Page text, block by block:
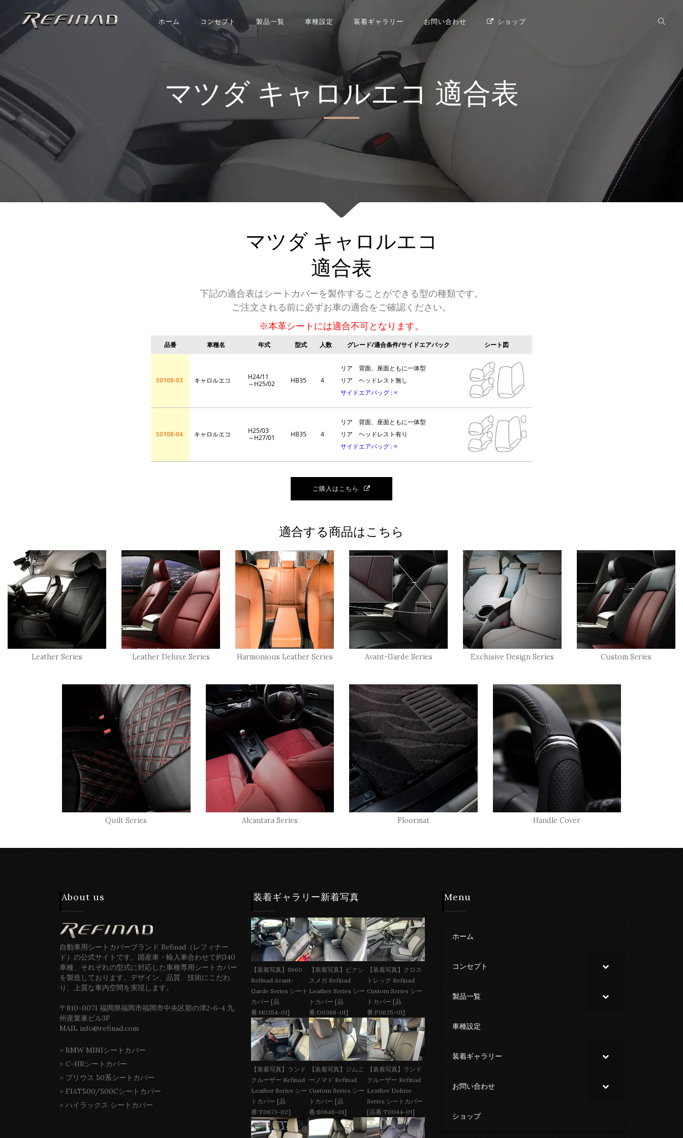
ホーム コンセプト 製品一覧 車種設定 装着ギャラリー お問い合わせ ショップ
マツダ キャロルエコ 適合表
マツダ キャロルエコ
適合表
下記の適合表はシートカバーを製作することができる型の種類です。
ご注文される前に必ずお車の適合をご確認ください。
※本革シートには適合不可となります。
品番 車種名 年式 型式 人数 グレード/適合条件/サイドエアバック シート図
S0108-03 キャロルエコ
H24/11
～H25/02
HB35 4
リア 背面、座面ともに一体型
リア ヘッドレスト無し
サイドエアバッグ : ×
S0108-04 キャロルエコ
H25/03
～H27/01
HB35 4
リア 背面、座面ともに一体型
リア ヘッドレスト有り
サイドエアバッグ : ×
ご購入はこちら
適合する商品はこちら
Leather Series Leather Deluxe Series Harmonious Leather Series Avant-Garde Series Exclusive Design Series Custom Series
Quilt Series Alcantara Series Floormat Handle Cover
About us
自動車用シートカバーブランド Refinad（レフィナー
ド）の公式サイトです。国産車・輸入車合わせて約340
車種、それぞれの型式に対応した車種専用シートカバー
を製造しております。デザイン、品質、技術にこだわ
り、上質な車内空間を実現します。
〒810-0071 福岡県福岡市福岡市中央区那の津2-6-4 九
州産業東ビル3F
MAIL info@refinad.com
> BMW MINIシートカバー
> C-HRシートカバー
> プリウス 50系シートカバー
> FIAT500/500Cシートカバー
> ハイラックス シートカバー
装着ギャラリー新着写真
【装着写真】S660
Refinad Avant-
Garde Series シート
カバー [品
番:H0354-01]
【装着写真】ピクシ
スメガ Refinad
Leather Series シー
トカバー [品
番:D0368-01]
【装着写真】クロス
トレック Refinad
Custom Series シー
トカバー [品
番:F0625-01]
【装着写真】ランド
クルーザー Refinad
Leather Series シー
トカバー [品
番:T0673-02]
【装着写真】ジムニ
ーノマド Refinad
Custom Series シー
トカバー [品
番:S0646-01]
【装着写真】ランド
クルーザー Refinad
Leather Deluxe
Series シートカバー
[品番:T0044-01]
Menu
ホーム
コンセプト
製品一覧
車種設定
装着ギャラリー
お問い合わせ
ショップ